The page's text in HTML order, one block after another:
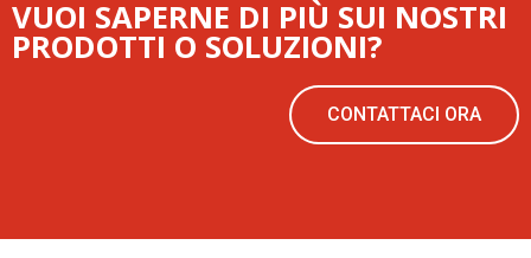
VUOI SAPERNE DI PIÙ SUI NOSTRI
PRODOTTI O SOLUZIONI?
CONTATTACI ORA